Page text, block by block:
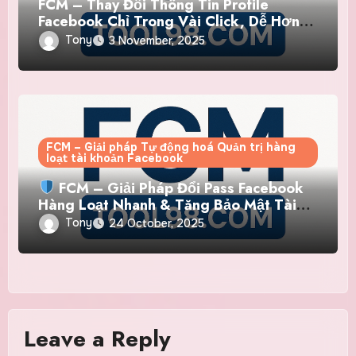
FCM – Thay Đổi Thông Tin Profile
Facebook Chỉ Trong Vài Click, Dễ Hơn
Bao Giờ Hết
Tony 3 November, 2025
FCM – Giải pháp Tự động hoá Quản trị hàng
loạt tài khoản Facebook
FCM – Giải Pháp Đổi Pass Facebook
Hàng Loạt Nhanh & Tăng Bảo Mật Tài
KhoảnTony 24 October, 2025
Leave a Reply